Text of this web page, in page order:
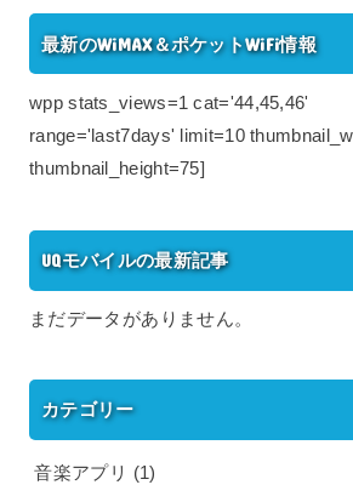
最新のWiMAX＆ポケットWiFi情報
wpp stats_views=1 cat='44,45,46'
range='last7days' limit=10
thumbnail_height=75]
UQモバイルの最新記事
まだデータがありません。
カテゴリー
音楽アプリ (1)